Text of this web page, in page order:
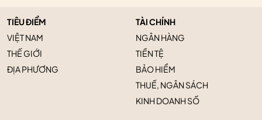
TIÊU ĐIỂM
VIỆT NAM
THẾ GIỚI
ĐỊA PHƯƠNG
TÀI CHÍNH
NGÂN HÀNG
TIỀN TỆ
BẢO HIỂM
THUẾ, NGÂN SÁCH
KINH DOANH SỐ